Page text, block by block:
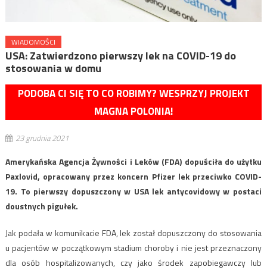
WIADOMOŚCI
USA: Zatwierdzono pierwszy lek na COVID-19 do
stosowania w domu
PODOBA CI SIĘ TO CO ROBIMY? WESPRZYJ PROJEKT
MAGNA POLONIA!
23 grudnia 2021
Amerykańska Agencja Żywności i Leków (FDA) dopuściła do użytku
Paxlovid, opracowany przez koncern Pfizer lek przeciwko COVID-
19. To pierwszy dopuszczony w USA lek antycovidowy w postaci
doustnych pigułek.
Jak podała w komunikacie FDA, lek został dopuszczony do stosowania
u pacjentów w początkowym stadium choroby i nie jest przeznaczony
dla osób hospitalizowanych, czy jako środek zapobiegawczy lub